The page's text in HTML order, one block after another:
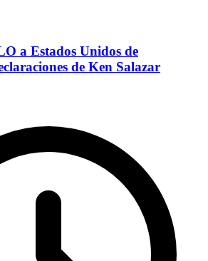
a Estados Unidos de
de Ken Salazar